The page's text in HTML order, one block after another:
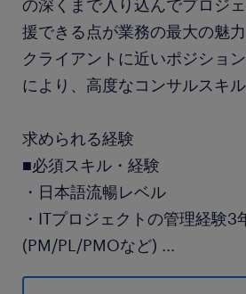
の深くまで入り込んでプロジ
援できる点が業務の最大の魅力
クライアントに近いポジショ
により、高度なコンサルスキ
求められる経験
■必須スキル・経験
・日本語流暢レベル
・ITプロジェクトの管理経験3
(PM/PL/PMOなど) ...
・メンバー5名以上のマネジメ